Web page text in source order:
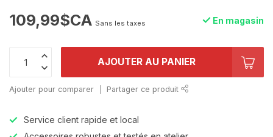
109,99$CA Sans les taxes En magasin
AJOUTER AU PANIER
Ajouter pour comparer Partager ce produit
Service client rapide et local